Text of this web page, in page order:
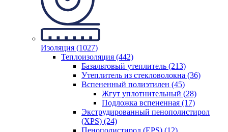
Изоляция (1027)
Теплоизоляция (442)
Базальтовый утеплитель (213)
Утеплитель из стекловолокна (36)
Вспененный полиэтилен (45)
Жгут уплотнительный (28)
Подложка вспененная (17)
Экструдированный пенополистирол
(XPS) (24)
Пенополистирол (EPS) (12)